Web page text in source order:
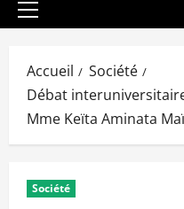
Menu
Accueil
Société
Débat interuniversitaire
Mme Keïta Aminata
Société